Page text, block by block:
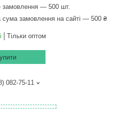
замовлення — 500 шт.
сума замовлення на сайті — 500 ₴
Тільки оптом
082-75-11